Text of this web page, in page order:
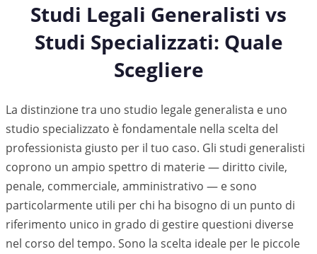
Studi Legali Generalisti vs
Studi Specializzati: Quale
Scegliere
La distinzione tra uno studio legale generalista e uno
studio specializzato è fondamentale nella scelta del
professionista giusto per il tuo caso. Gli studi generalisti
coprono un ampio spettro di materie — diritto civile,
penale, commerciale, amministrativo — e sono
particolarmente utili per chi ha bisogno di un punto di
riferimento unico in grado di gestire questioni diverse
nel corso del tempo. Sono la scelta ideale per le piccole